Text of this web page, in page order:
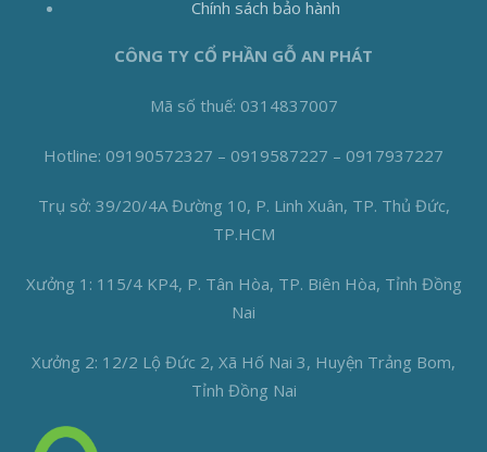
Chính sách bảo hành
CÔNG TY CỔ PHẦN GỖ AN PHÁT
Mã số thuế: 0314837007
Hotline: 09190572327 – 0919587227 – 0917937227
Trụ sở: 39/20/4A Đường 10, P. Linh Xuân, TP. Thủ Đức,
TP.HCM
Xưởng 1: 115/4 KP4, P. Tân Hòa, TP. Biên Hòa, Tỉnh Đồng
Nai
Xưởng 2: 12/2 Lộ Đức 2, Xã Hố Nai 3, Huyện Trảng Bom,
Tỉnh Đồng Nai